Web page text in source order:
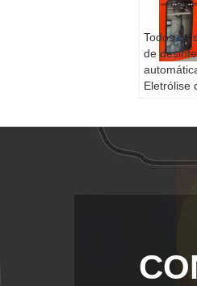
Todos os
de
Eletrólise